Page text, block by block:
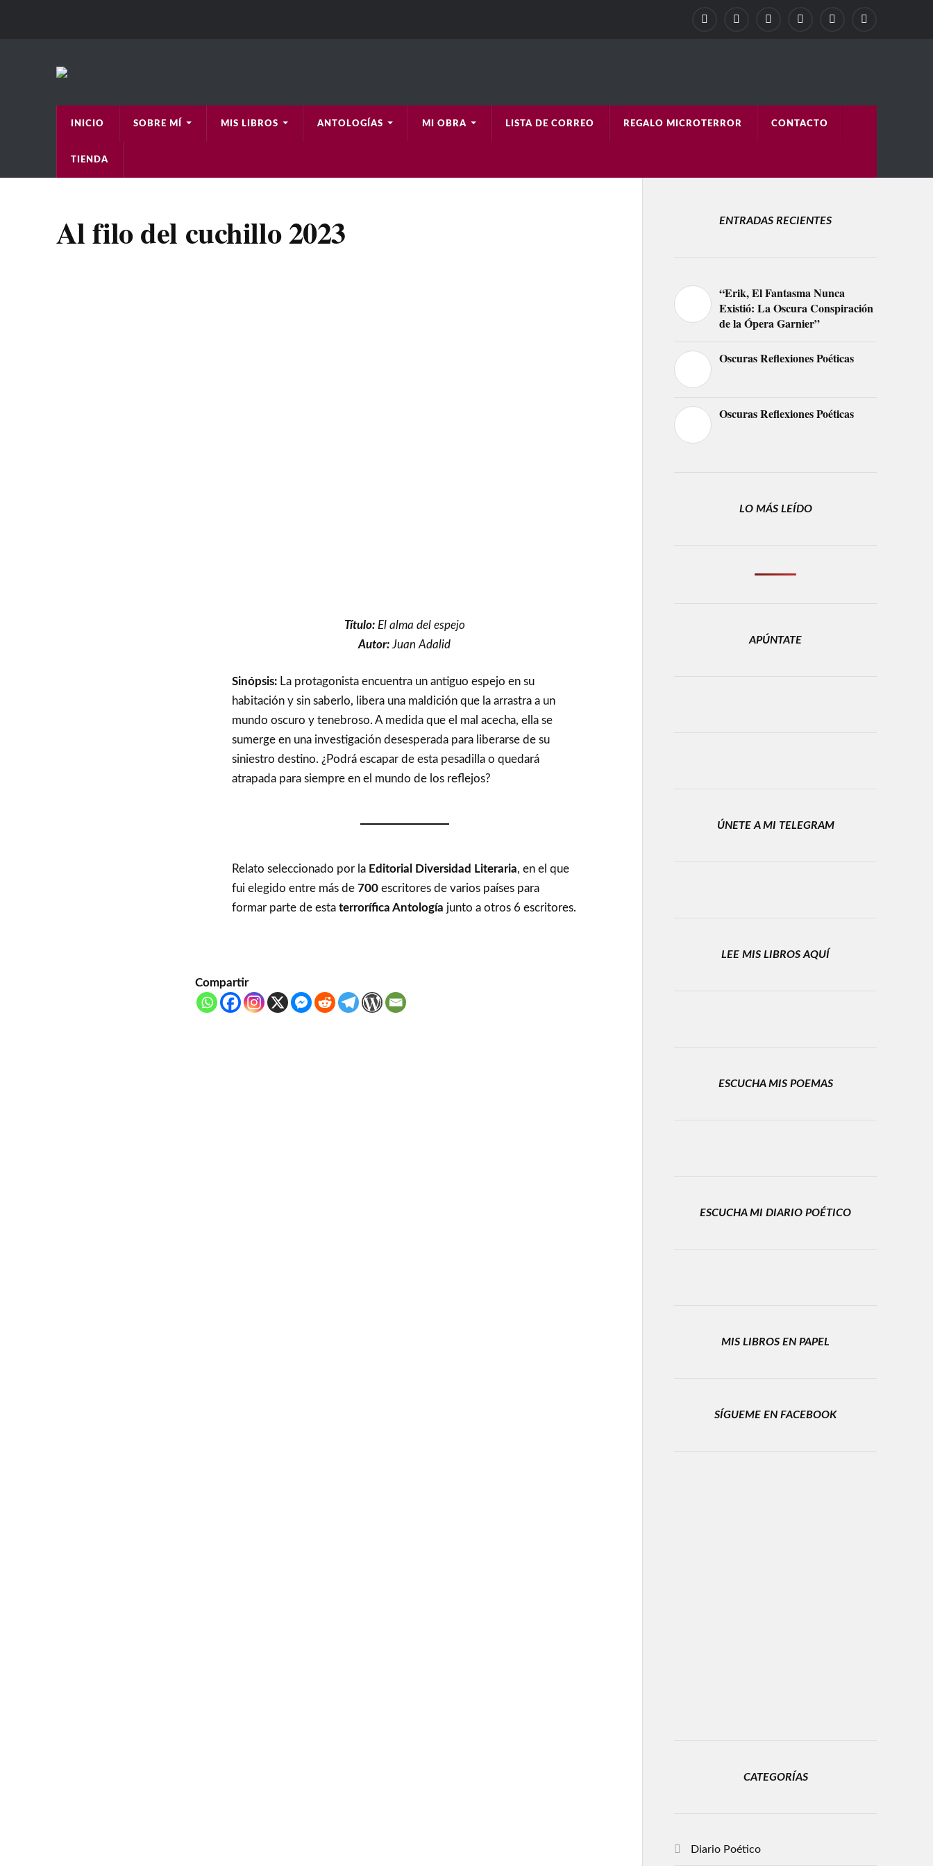
INICIO SOBRE MÍ MIS LIBROS ANTOLOGÍAS MI OBRA LISTA DE CORREO REGALO MICROTERROR CONTACTO
TIENDA
Al filo del cuchillo 2023
Título:El alma del espejo
Autor:Juan Adalid
Sinópsis: La protagonista encuentra un antiguo espejo en su
habitación y sin saberlo, libera una maldición que la arrastra a un
mundo oscuro y tenebroso. A medida que el mal acecha, ella se
sumerge en una investigación desesperada para liberarse de su
siniestro destino. ¿Podrá escapar de esta pesadilla o quedará
atrapada para siempre en el mundo de los reflejos?
Relato seleccionado por la Editorial Diversidad Literaria, en el que
fui elegido entre más de700 escritores de varios países para
formar parte de estaterrorífica Antología junto a otros 6 escritores.
Compartir
ENTRADAS RECIENTES
“Erik, El Fantasma Nunca
Existió: La Oscura Conspiración
de la Ópera Garnier”
Oscuras Reflexiones Poéticas
Oscuras Reflexiones Poéticas
LO MÁS LEÍDO
APÚNTATE
ÚNETE A MI TELEGRAM
LEE MIS LIBROS AQUÍ
ESCUCHA MIS POEMAS
ESCUCHA MI DIARIO POÉTICO
MIS LIBROS EN PAPEL
SÍGUEME EN FACEBOOK
CATEGORÍAS
Diario Poético